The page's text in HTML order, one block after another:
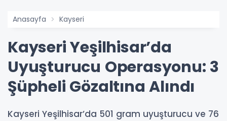
Anasayfa Kayseri
Kayseri Yeşilhisar’da
Uyuşturucu Operasyonu: 3
Şüpheli Gözaltına Alındı
Kayseri Yeşilhisar’da 501 gram uyuşturucu ve 76